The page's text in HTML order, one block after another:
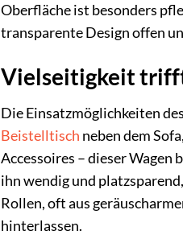
Oberfläche ist besonders
transparente Design offen
Vielseitigkeit
Die Einsatzmöglichkeiten
Beistelltisch neben dem
Accessoires – dieser Wagen
ihn wendig und
Rollen, oft aus
hinterlassen.